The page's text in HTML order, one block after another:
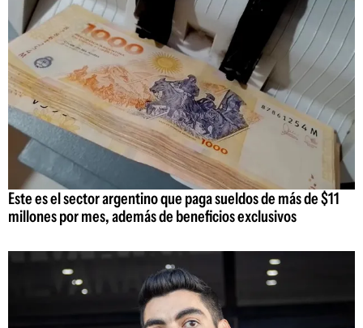
Este es el sector argentino que paga sueldos de más de $11
millones por mes, además de beneficios exclusivos